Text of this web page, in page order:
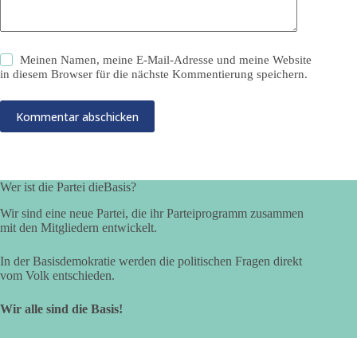
Meinen Namen, meine E-Mail-Adresse und meine Website
in diesem Browser für die nächste Kommentierung speichern.
Kommentar abschicken
Wer ist die Partei dieBasis?
Wir sind eine neue Partei, die ihr Parteiprogramm zusammen
mit den Mitgliedern entwickelt.
In der Basisdemokratie werden die politischen Fragen direkt
vom Volk entschieden.
Wir alle sind die Basis!